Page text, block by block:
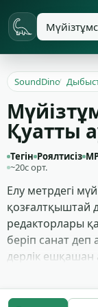
SoundDino/
Қуатты
Тегін Роялтисіз
~20с орт.
Елу метрдегі
қозғалтқыштай
редакторлары
беріп санат деп
дерлік ешқашан
ауыр пыс,